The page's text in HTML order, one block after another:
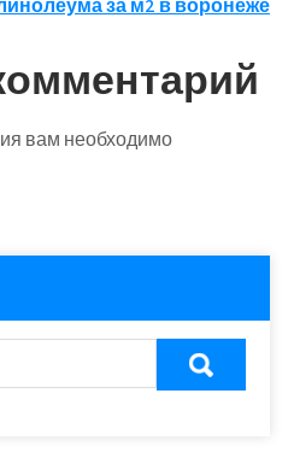
за м2 в воронеже
вам необходимо